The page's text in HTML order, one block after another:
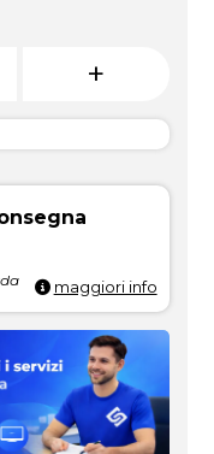
+
maggiori info